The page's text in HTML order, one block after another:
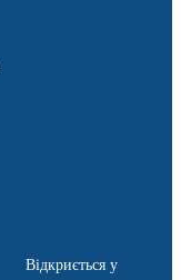
Відкриється у